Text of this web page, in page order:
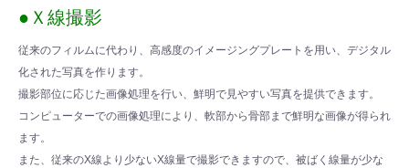
●Ｘ線撮影
従来のフィルムに代わり、高感度のイメージングプレートを用い、デジタル
化された写真を作ります。
撮影部位に応じた画像処理を行い、鮮明で見やすい写真を提供できます。
コンピューターでの画像処理により、軟部から骨部まで鮮明な画像が得られ
ます。
また、従来のX線より少ないX線量で撮影できますので、被ばく線量が少な